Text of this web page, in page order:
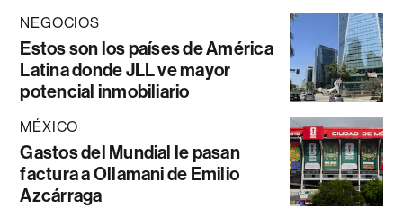
NEGOCIOS
Estos son los países de América
Latina donde JLL ve mayor
potencial inmobiliario
MÉXICO
Gastos del Mundial le pasan
factura a Ollamani de Emilio
Azcárraga